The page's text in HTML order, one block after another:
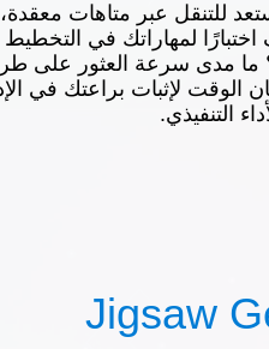
للتنقل عبر متاهات
لمهاراتك في
ما مدى سرعة العثور على
الوقت لإثبات براعتك في
التنفيذي.
Jigsaw